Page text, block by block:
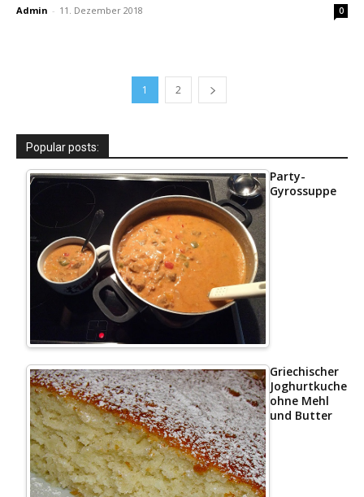
Admin - 11. Dezember 2018 0
1 2
Popular posts:
Party-
Gyrossuppe
Griechischer
Joghurtkuchen
ohne Mehl
und Butter